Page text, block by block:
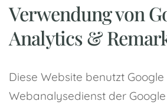
Verwendung von
Analytics &
Diese Website benutzt
Webanalysedienst der Google